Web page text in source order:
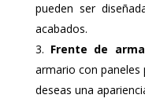
pueden ser
acabados.
Frente de
armario con paneles
deseas una